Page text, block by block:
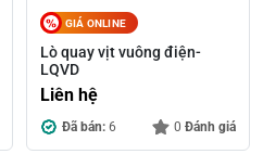
GIÁ ONLINE
Lò quay vịt vuông điện-
LQVD
Liên hệ
Đã bán: 6 0 Đánh giá